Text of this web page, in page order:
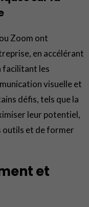
Zoom ont
en accélérant
facilitant les
visuelle et
défis, tels que la
leur potentiel,
outils et de former
et